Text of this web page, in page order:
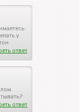
у
ответ
ответ